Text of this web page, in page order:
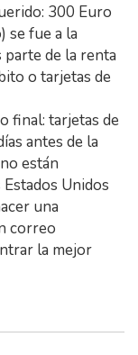
300 Euro
se fue a la
parte de la renta
o tarjetas de
final: tarjetas de
antes de la
están
Unidos
una
correo
la mejor